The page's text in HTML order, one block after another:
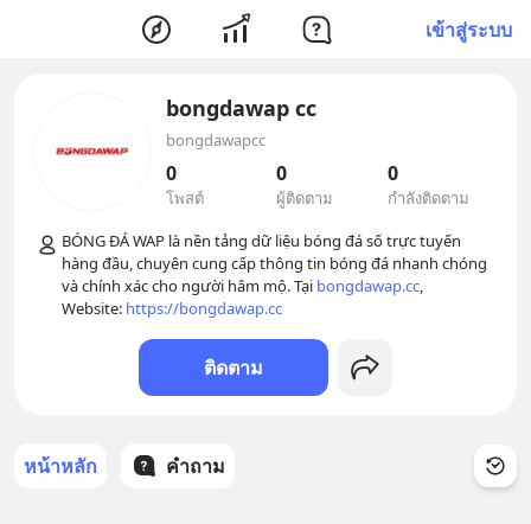
เข้าสู่ระบบ
bongdawap cc
bongdawapcc
0
โพสต์
0
ผู้ติดตาม
0
กำลังติดตาม
BÓNG ĐÁ WAP là nền tảng dữ liệu bóng đá số trực tuyến
hàng đầu, chuyên cung cấp thông tin bóng đá nhanh chóng
và chính xác cho người hâm mộ. Tại bongdawap.cc,
Website: https://bongdawap.cc
ติดตาม
หน้าหลัก คำถาม